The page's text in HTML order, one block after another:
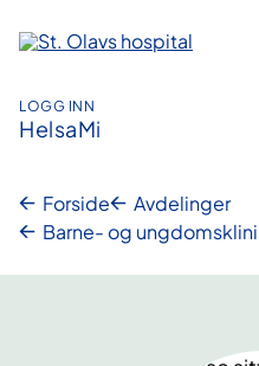
innhold
LOGG INN
HelsaMi
Forside
Avdelinger
Barne- og